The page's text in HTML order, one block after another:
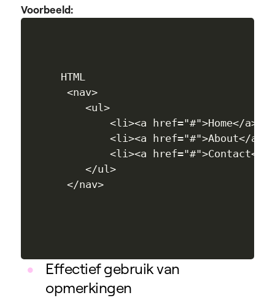
Voorbeeld:
HTML
<nav>
    <ul>
<li><a href="#">Home</a></
<li><a href="#">About</
<li><a href="#">Contact</
    </ul>
Effectief gebruik van
opmerkingen